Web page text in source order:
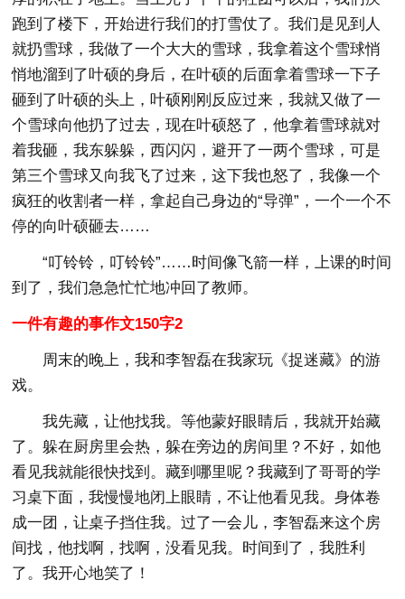
跑到了楼下，开始进行我们的打雪仗了。我们是见到人
就扔雪球，我做了一个大大的雪球，我拿着这个雪球悄
悄地溜到了叶硕的身后，在叶硕的后面拿着雪球一下子
砸到了叶硕的头上，叶硕刚刚反应过来，我就又做了一
个雪球向他扔了过去，现在叶硕怒了，他拿着雪球就对
着我砸，我东躲躲，西闪闪，避开了一两个雪球，可是
第三个雪球又向我飞了过来，这下我也怒了，我像一个
疯狂的收割者一样，拿起自己身边的“导弹”，一个一个不
停的向叶硕砸去……
“叮铃铃，叮铃铃”……时间像飞箭一样，上课的时间
到了，我们急急忙忙地冲回了教师。
一件有趣的事作文150字2
周末的晚上，我和李智磊在我家玩《捉迷藏》的游
戏。
我先藏，让他找我。等他蒙好眼睛后，我就开始藏
了。躲在厨房里会热，躲在旁边的房间里？不好，如他
看见我就能很快找到。藏到哪里呢？我藏到了哥哥的学
习桌下面，我慢慢地闭上眼睛，不让他看见我。身体卷
成一团，让桌子挡住我。过了一会儿，李智磊来这个房
间找，他找啊，找啊，没看见我。时间到了，我胜利
了。我开心地笑了！